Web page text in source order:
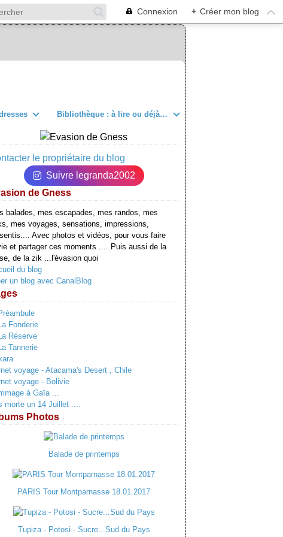
Connexion + Créer mon blog
Bibliothèque : à lire ou déjà lu
le propriétaire du blog
Suivre legranda2002
de Gness
balades, mes escapades, mes randos, mes
mes voyages, sensations, impressions,
Avec photos et vidéos, pour vous faire
et partager ces moments .... Puis aussi de la
de la zik ...l'évasion quoi
du blog
un blog avec CanalBlog
Fonderie
Réserve
Tannerie
voyage - Atacama's Desert , Chile
voyage - Bolivie
à Gaïa ...
morte un 14 Juillet ....
Photos
Balade de printemps
PARIS Tour Montparnasse 18.01.2017
Tupiza - Potosi - Sucre...Sud du Pays